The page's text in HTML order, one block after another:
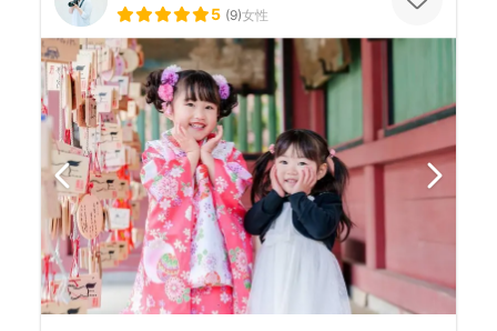
5 (9)女性